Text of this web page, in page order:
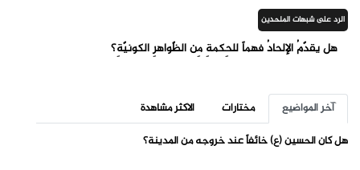
الرد على شبهات الملحدين
هل يقدّمُ الإلحادُ فهماً للحِكمةِ مِن الظّواهرِ الكونيّةِ؟
آخر المواضيع مختارات
الاكثر مشاهدة
هل كان الحسين (ع) خائفاً عند خروجه من المدينة؟